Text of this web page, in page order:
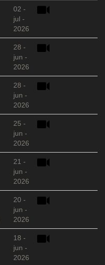
02 -
jul -
2026
28 -
jun -
2026
28 -
jun -
2026
25 -
jun -
2026
21 -
jun -
2026
20 -
jun -
2026
18 -
jun -
2026